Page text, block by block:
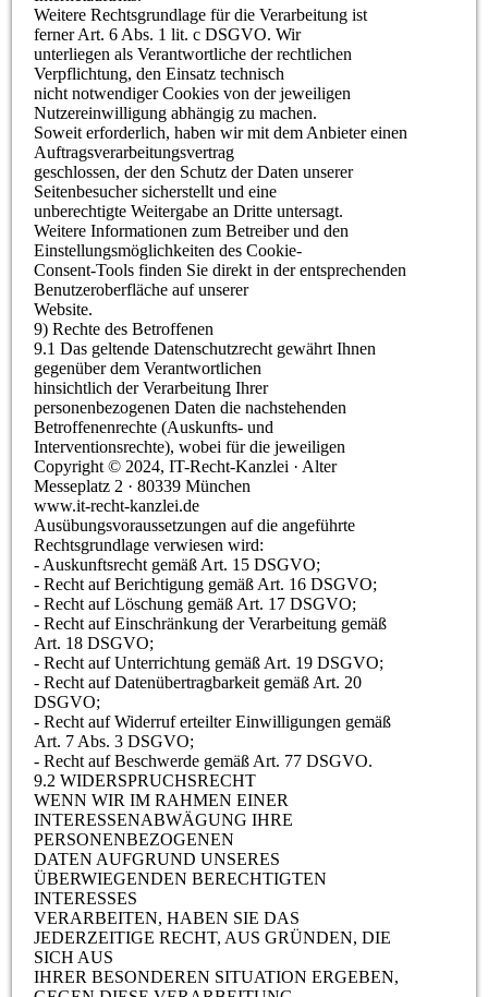
Weitere Rechtsgrundlage für die Verarbeitung ist
ferner Art. 6 Abs. 1 lit. c DSGVO. Wir
unterliegen als Verantwortliche der rechtlichen
Verpflichtung, den Einsatz technisch
nicht notwendiger Cookies von der jeweiligen
Nutzereinwilligung abhängig zu machen.
Soweit erforderlich, haben wir mit dem Anbieter einen
Auftragsverarbeitungsvertrag
geschlossen, der den Schutz der Daten unserer
Seitenbesucher sicherstellt und eine
unberechtigte Weitergabe an Dritte untersagt.
Weitere Informationen zum Betreiber und den
Einstellungsmöglichkeiten des Cookie-
Consent-Tools finden Sie direkt in der entsprechenden
Benutzeroberfläche auf unserer
Website.
9) Rechte des Betroffenen
9.1 Das geltende Datenschutzrecht gewährt Ihnen
gegenüber dem Verantwortlichen
hinsichtlich der Verarbeitung Ihrer
personenbezogenen Daten die nachstehenden
Betroffenenrechte (Auskunfts- und
Interventionsrechte), wobei für die jeweiligen
Copyright © 2024, IT-Recht-Kanzlei · Alter
Messeplatz 2 · 80339 München
www.it-recht-kanzlei.de
Ausübungsvoraussetzungen auf die angeführte
Rechtsgrundlage verwiesen wird:
- Auskunftsrecht gemäß Art. 15 DSGVO;
- Recht auf Berichtigung gemäß Art. 16 DSGVO;
- Recht auf Löschung gemäß Art. 17 DSGVO;
- Recht auf Einschränkung der Verarbeitung gemäß
Art. 18 DSGVO;
- Recht auf Unterrichtung gemäß Art. 19 DSGVO;
- Recht auf Datenübertragbarkeit gemäß Art. 20
DSGVO;
- Recht auf Widerruf erteilter Einwilligungen gemäß
Art. 7 Abs. 3 DSGVO;
- Recht auf Beschwerde gemäß Art. 77 DSGVO.
9.2 WIDERSPRUCHSRECHT
WENN WIR IM RAHMEN EINER
INTERESSENABWÄGUNG IHRE
PERSONENBEZOGENEN
DATEN AUFGRUND UNSERES
ÜBERWIEGENDEN BERECHTIGTEN
INTERESSES
VERARBEITEN, HABEN SIE DAS
JEDERZEITIGE RECHT, AUS GRÜNDEN, DIE
SICH AUS
IHRER BESONDEREN SITUATION ERGEBEN,